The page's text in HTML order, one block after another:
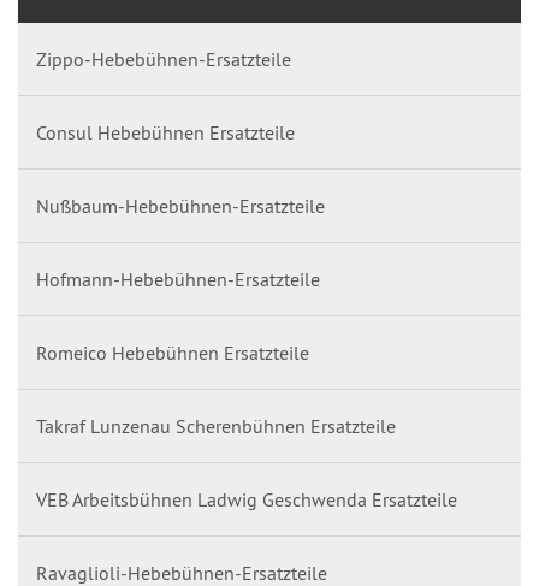
Zippo-Hebebühnen-Ersatzteile
Consul Hebebühnen Ersatzteile
Nußbaum-Hebebühnen-Ersatzteile
Hofmann-Hebebühnen-Ersatzteile
Romeico Hebebühnen Ersatzteile
Takraf Lunzenau Scherenbühnen Ersatzteile
VEB Arbeitsbühnen Ladwig Geschwenda Ersatzteile
Ravaglioli-Hebebühnen-Ersatzteile